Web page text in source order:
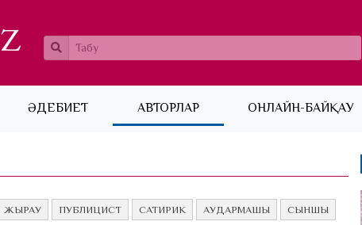
ӘДЕБИЕТ АВТОРЛАР ОНЛАЙН-БАЙҚАУ
ЖЫРАУ ПУБЛИЦИСТ САТИРИК АУДАРМАШЫ СЫНШЫ